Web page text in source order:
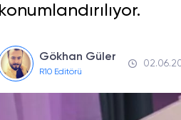
konumlandırılıyor.
Gökhan Güler
R10 Editörü